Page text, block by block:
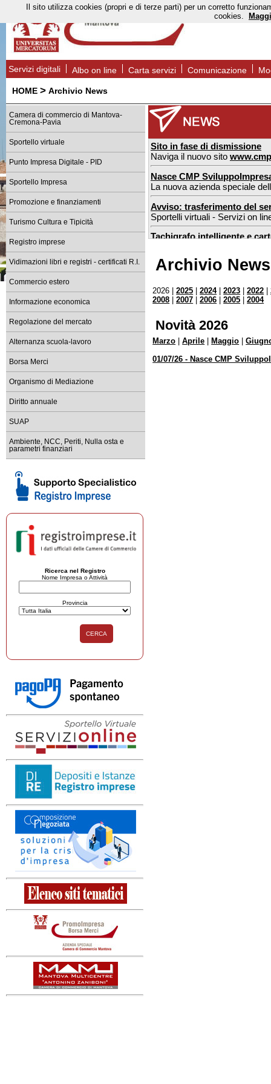
Servizi digitali Albo on line Carta servizi Comunicazione
HOME > Archivio News
Camera di commercio di Mantova-
Cremona-Pavia
Sportello virtuale
Punto Impresa Digitale - PID
Sportello Impresa
Promozione e finanziamenti
Turismo Cultura e Tipicità
Registro imprese
Vidimazioni libri e registri - certificati R.I.
Commercio estero
Informazione economica
Regolazione del mercato
Alternanza scuola-lavoro
Borsa Merci
Organismo di Mediazione
Diritto annuale
SUAP
Ambiente, NCC, Periti, Nulla osta e
parametri finanziari
Ricerca nel Registro
Nome Impresa o Attività
Provincia
CERCA
Sito in fase di dismissione
Naviga il nuovo sito
Nasce CMP
La nuova azienda speciale
Avviso: trasferimento del
Sportelli virtuali - Servizi on
Tachigrafo intelligente e
Sportello estero Mantova:
Registro Imprese sede di
tempi di lavorazione delle
Bandi e contributi per le
Scopri i bandi della Camera
Comunicati stampa ed
Archivio News
2026 |2025 |2024|2023 |2022 |
2008 |2007 |2006 |2005 |2004
Novità 2026
Marzo |Aprile Maggio |
01/07/26 - Nasce CMP
Il sito utilizza cookies (propri e di terze parti) per un corretto
cookies.